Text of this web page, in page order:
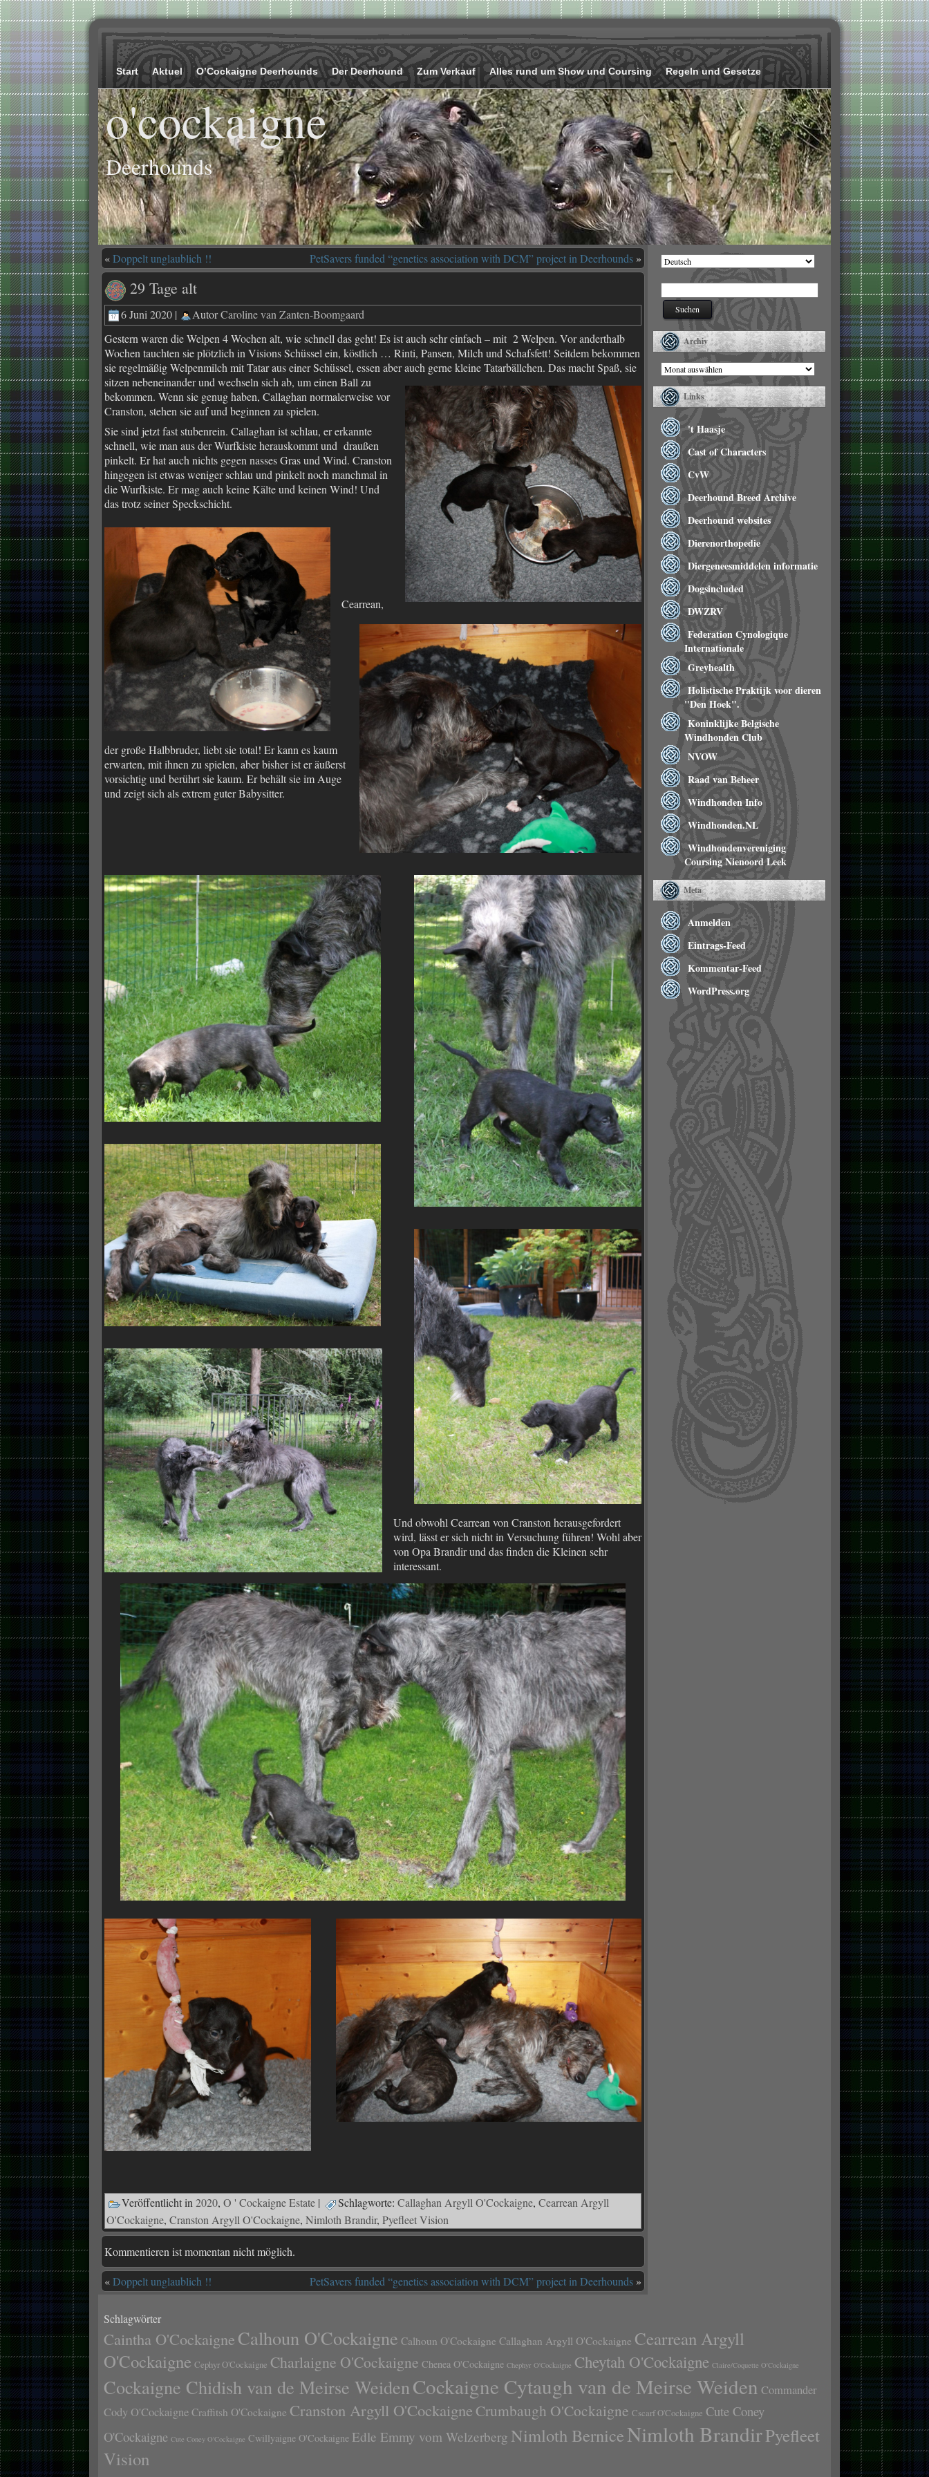
Start Aktuel O’Cockaigne Deerhounds Der Deerhound Zum Verkauf Alles rund um Show und Coursing Regeln und Gesetze
o'cockaigne
Deerhounds
«Doppelt unglaublich !! PetSavers funded “genetics association with DCM” project in Deerhounds »
29 Tage alt
6 Juni 2020 | AutorCaroline van Zanten-Boomgaard
Gestern waren die Welpen 4 Wochen alt, wie schnell das geht! Es ist auch sehr einfach – mit 2 Welpen. Vor anderthalb
Wochen tauchten sie plötzlich in Visions Schüssel ein, köstlich … Rinti, Pansen, Milch und Schafsfett! Seitdem bekommen
sie regelmäßig Welpenmilch mit Tatar aus einer Schüssel, essen aber auch gerne kleineTatarbällchen. Das macht Spaß, sie
sitzen nebeneinander und wechseln sich ab, um einen Ball zu
bekommen. Wenn sie genug haben, Callaghan normalerweise vor
Cranston, stehen sie auf und beginnen zu spielen.
Sie sind jetzt fast stubenrein. Callaghan ist schlau, er erkannte
schnell, wie man aus der Wurfkiste herauskommt und draußen
pinkelt. Er hat auch nichts gegen nasses Gras und Wind. Cranston
hingegen ist etwas weniger schlau und pinkelt noch manchmal in
die Wurfkiste. Er mag auch keine Kälte und keinen Wind! Und
das trotz seiner Speckschicht.
Cearrean,
der große Halbbruder, liebt sie total! Er kann es kaum
erwarten, mit ihnen zu spielen, aber bisher ist er äußerst
vorsichtig und berührt sie kaum. Er behält sie im Auge
und zeigt sich als extrem guter Babysitter.
Und obwohl Cearrean von Cranston herausgefordert
wird, lässt er sich nicht in Versuchung führen! Wohl aber
von Opa Brandir und das finden die Kleinen sehr
interessant.
Veröffentlicht in2020, O ' Cockaigne Estate | Schlagworte: Callaghan Argyll O'Cockaigne, Cearrean Argyll
O'Cockaigne, Cranston Argyll O'Cockaigne, Nimloth Brandir, Pyefleet Vision
Kommentieren ist momentan nicht möglich.
«Doppelt unglaublich !! PetSavers funded “genetics association with DCM” project in Deerhounds »
Sprache
Archiv
Archiv
Links
't Haasje
Cast of Characters
CvW
Deerhound Breed Archive
Deerhound websites
Dierenorthopedie
Diergeneesmiddelen informatie
Dogsincluded
DWZRV
Federation Cynologique
Internationale
Greyhealth
Holistische Praktijk voor dieren
"Den Hoek".
Koninklijke Belgische
Windhonden Club
NVOW
Raad van Beheer
Windhonden Info
Windhonden.NL
Windhondenvereniging
Coursing Nienoord Leek
Meta
Anmelden
Eintrags-Feed
Kommentar-Feed
WordPress.org
Schlagwörter
Caintha O'Cockaigne Calhoun O'Cockaigne Calhoun O'Cockaigne Callaghan Argyll O'Cockaigne Cearrean Argyll
O'Cockaigne Cephyr O'Cockaigne Charlaigne O'Cockaigne Chenea O'Cockaigne Chephyr O'Cockaigne Cheytah O'Cockaigne Claire/Coquette O'Cockaigne
Cockaigne Chidish van de Meirse WeidenCockaigne Cytaugh van de Meirse Weiden Commander
Cody O'Cockaigne Craffitsh O'Cockaigne Cranston Argyll O'Cockaigne Crumbaugh O'Cockaigne Cscarf O'Cockaigne Cute Coney
O'Cockaigne Cute Coney O'Cockaigne Cwillyaigne O'Cockaigne Edle Emmy vom Welzerberg Nimloth BerniceNimloth BrandirPyefleet
Vision